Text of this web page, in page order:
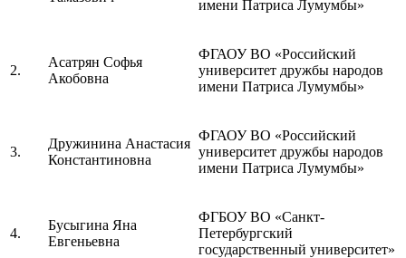
имени Патриса Лумумбы»
2.
Асатрян Софья
Акобовна
ФГАОУ ВО «Российский
университет дружбы народов
имени Патриса Лумумбы»
3.
Дружинина Анастасия
Константиновна
ФГАОУ ВО «Российский
университет дружбы народов
имени Патриса Лумумбы»
4.
Бусыгина Яна
Евгеньевна
ФГБОУ ВО «Санкт-
Петербургский
государственный университет»